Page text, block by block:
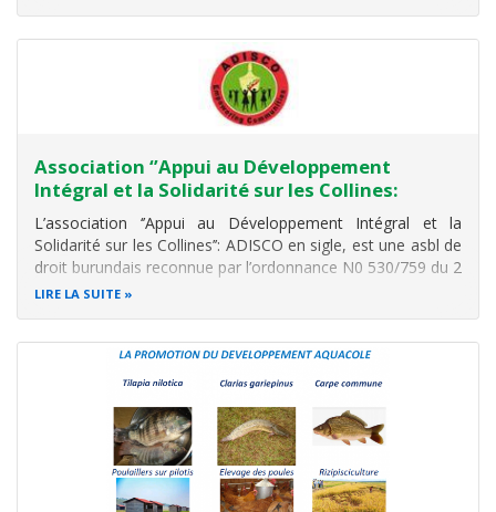
Association ‘’Appui au Développement
Intégral et la Solidarité sur les Collines:
L’association ‘’Appui au Développement Intégral et la
Solidarité sur les Collines’’: ADISCO en sigle, est une asbl de
droit burundais reconnue par l’ordonnance N0 530/759 du 2
août 2006. Elle est composée de membres souscrivant aux
LIRE LA SUITE